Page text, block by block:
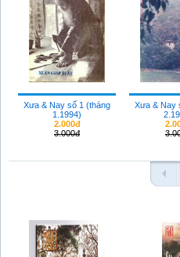
Xưa & Nay số 1 (tháng
1.1994)
2.000đ
3.000đ
Xưa & Nay